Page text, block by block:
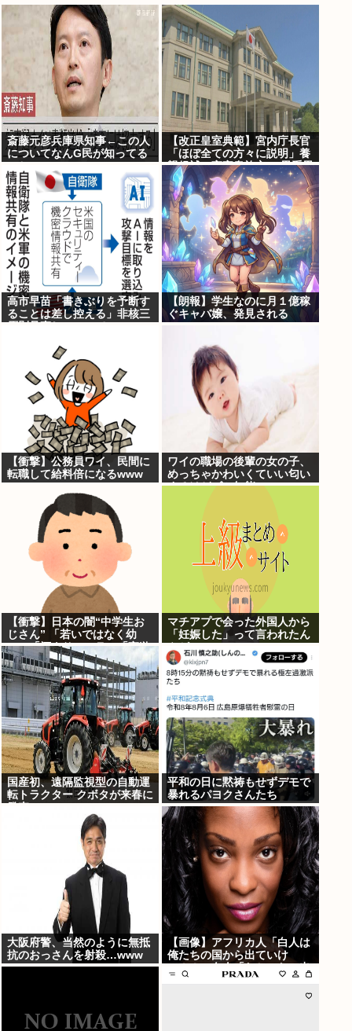
斎藤元彦兵庫県知事←この人
についてなんG民が知ってる
【改正皇室典範】宮内庁長官
「ほぼ全ての方々に説明」養
親候補の宮家皇族方に 男系男
子の養子候補は「把握せず」
高市早苗「書きぶりを予断す
ることは差し控える」非核三
【朗報】学生なのに月１億稼
ぐキャバ嬢、発見される
【衝撃】公務員ワイ、民間に
転職して給料倍になるwww
ワイの職場の後輩の女の子、
めっちゃかわいくていい匂い
するけどゴミ無能
【衝撃】日本の闇“中学生お
じさん” 「若いではなく幼
い」「酒よりコーラ」「夜遊
びよりゲーム」
マチアプで会った外国人から
「妊娠した」って言われたん
やが
国産初、遠隔監視型の自動運
転トラクター クボタが来春に
平和の日に黙祷もせずデモで
暴れるパヨクさんたち
大阪府警、当然のように無抵
抗のおっさんを射殺…www
【画像】アフリカ人「白人は
俺たちの国から出ていけ
ー！！」白人「わかった。出
ていくわ」⇒結果！！！